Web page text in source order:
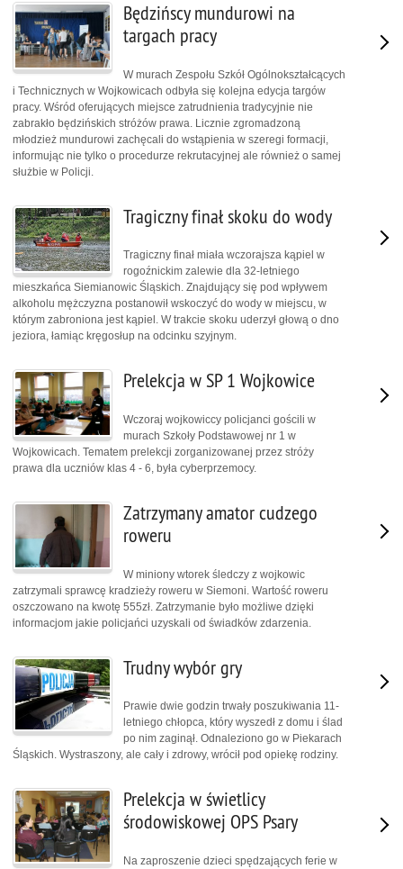
Będzińscy mundurowi na
targach pracy
W murach Zespołu Szkół Ogólnokształcących
i Technicznych w Wojkowicach odbyła się kolejna edycja targów
pracy. Wśród oferujących miejsce zatrudnienia tradycyjnie nie
zabrakło będzińskich stróżów prawa. Licznie zgromadzoną
młodzież mundurowi zachęcali do wstąpienia w szeregi formacji,
informując nie tylko o procedurze rekrutacyjnej ale również o samej
służbie w Policji.
Tragiczny finał skoku do wody
Tragiczny finał miała wczorajsza kąpiel w
rogoźnickim zalewie dla 32-letniego
mieszkańca Siemianowic Śląskich. Znajdujący się pod wpływem
alkoholu mężczyzna postanowił wskoczyć do wody w miejscu, w
którym zabroniona jest kąpiel. W trakcie skoku uderzył głową o dno
jeziora, łamiąc kręgosłup na odcinku szyjnym.
Prelekcja w SP 1 Wojkowice
Wczoraj wojkowiccy policjanci gościli w
murach Szkoły Podstawowej nr 1 w
Wojkowicach. Tematem prelekcji zorganizowanej przez stróży
prawa dla uczniów klas 4 - 6, była cyberprzemocy.
Zatrzymany amator cudzego
roweru
W miniony wtorek śledczy z wojkowic
zatrzymali sprawcę kradzieży roweru w Siemoni. Wartość roweru
oszczowano na kwotę 555zł. Zatrzymanie było możliwe dzięki
informacjom jakie policjańci uzyskali od świadków zdarzenia.
Trudny wybór gry
Prawie dwie godzin trwały poszukiwania 11-
letniego chłopca, który wyszedł z domu i ślad
po nim zaginął. Odnaleziono go w Piekarach
Śląskich. Wystraszony, ale cały i zdrowy, wrócił pod opiekę rodziny.
Prelekcja w świetlicy
środowiskowej OPS Psary
Na zaproszenie dzieci spędzających ferie w